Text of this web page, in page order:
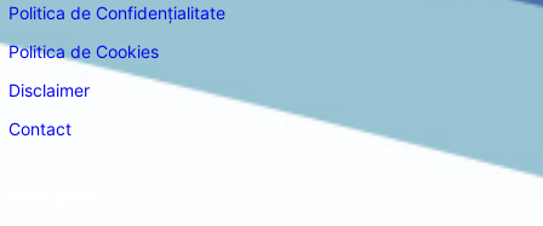
Politica de Confidențialitate
Politica de Cookies
Disclaimer
Contact